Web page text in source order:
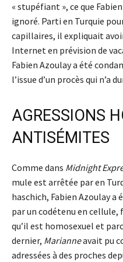
« stupéfiant », ce que
ignoré. Parti en Turquie
capillaires, il expliquait
Internet en prévision de
Fabien Azoulay a été
l’issue d’un procès qui n’a
AGRESSIONS
ANTISÉMITES
Comme dans Midnight
mule est arrêtée par en
haschich, Fabien Azoulay a
par un codétenu en cellule,
qu’il est homosexuel et
dernier, Marianneavait pu
adressées à des proches